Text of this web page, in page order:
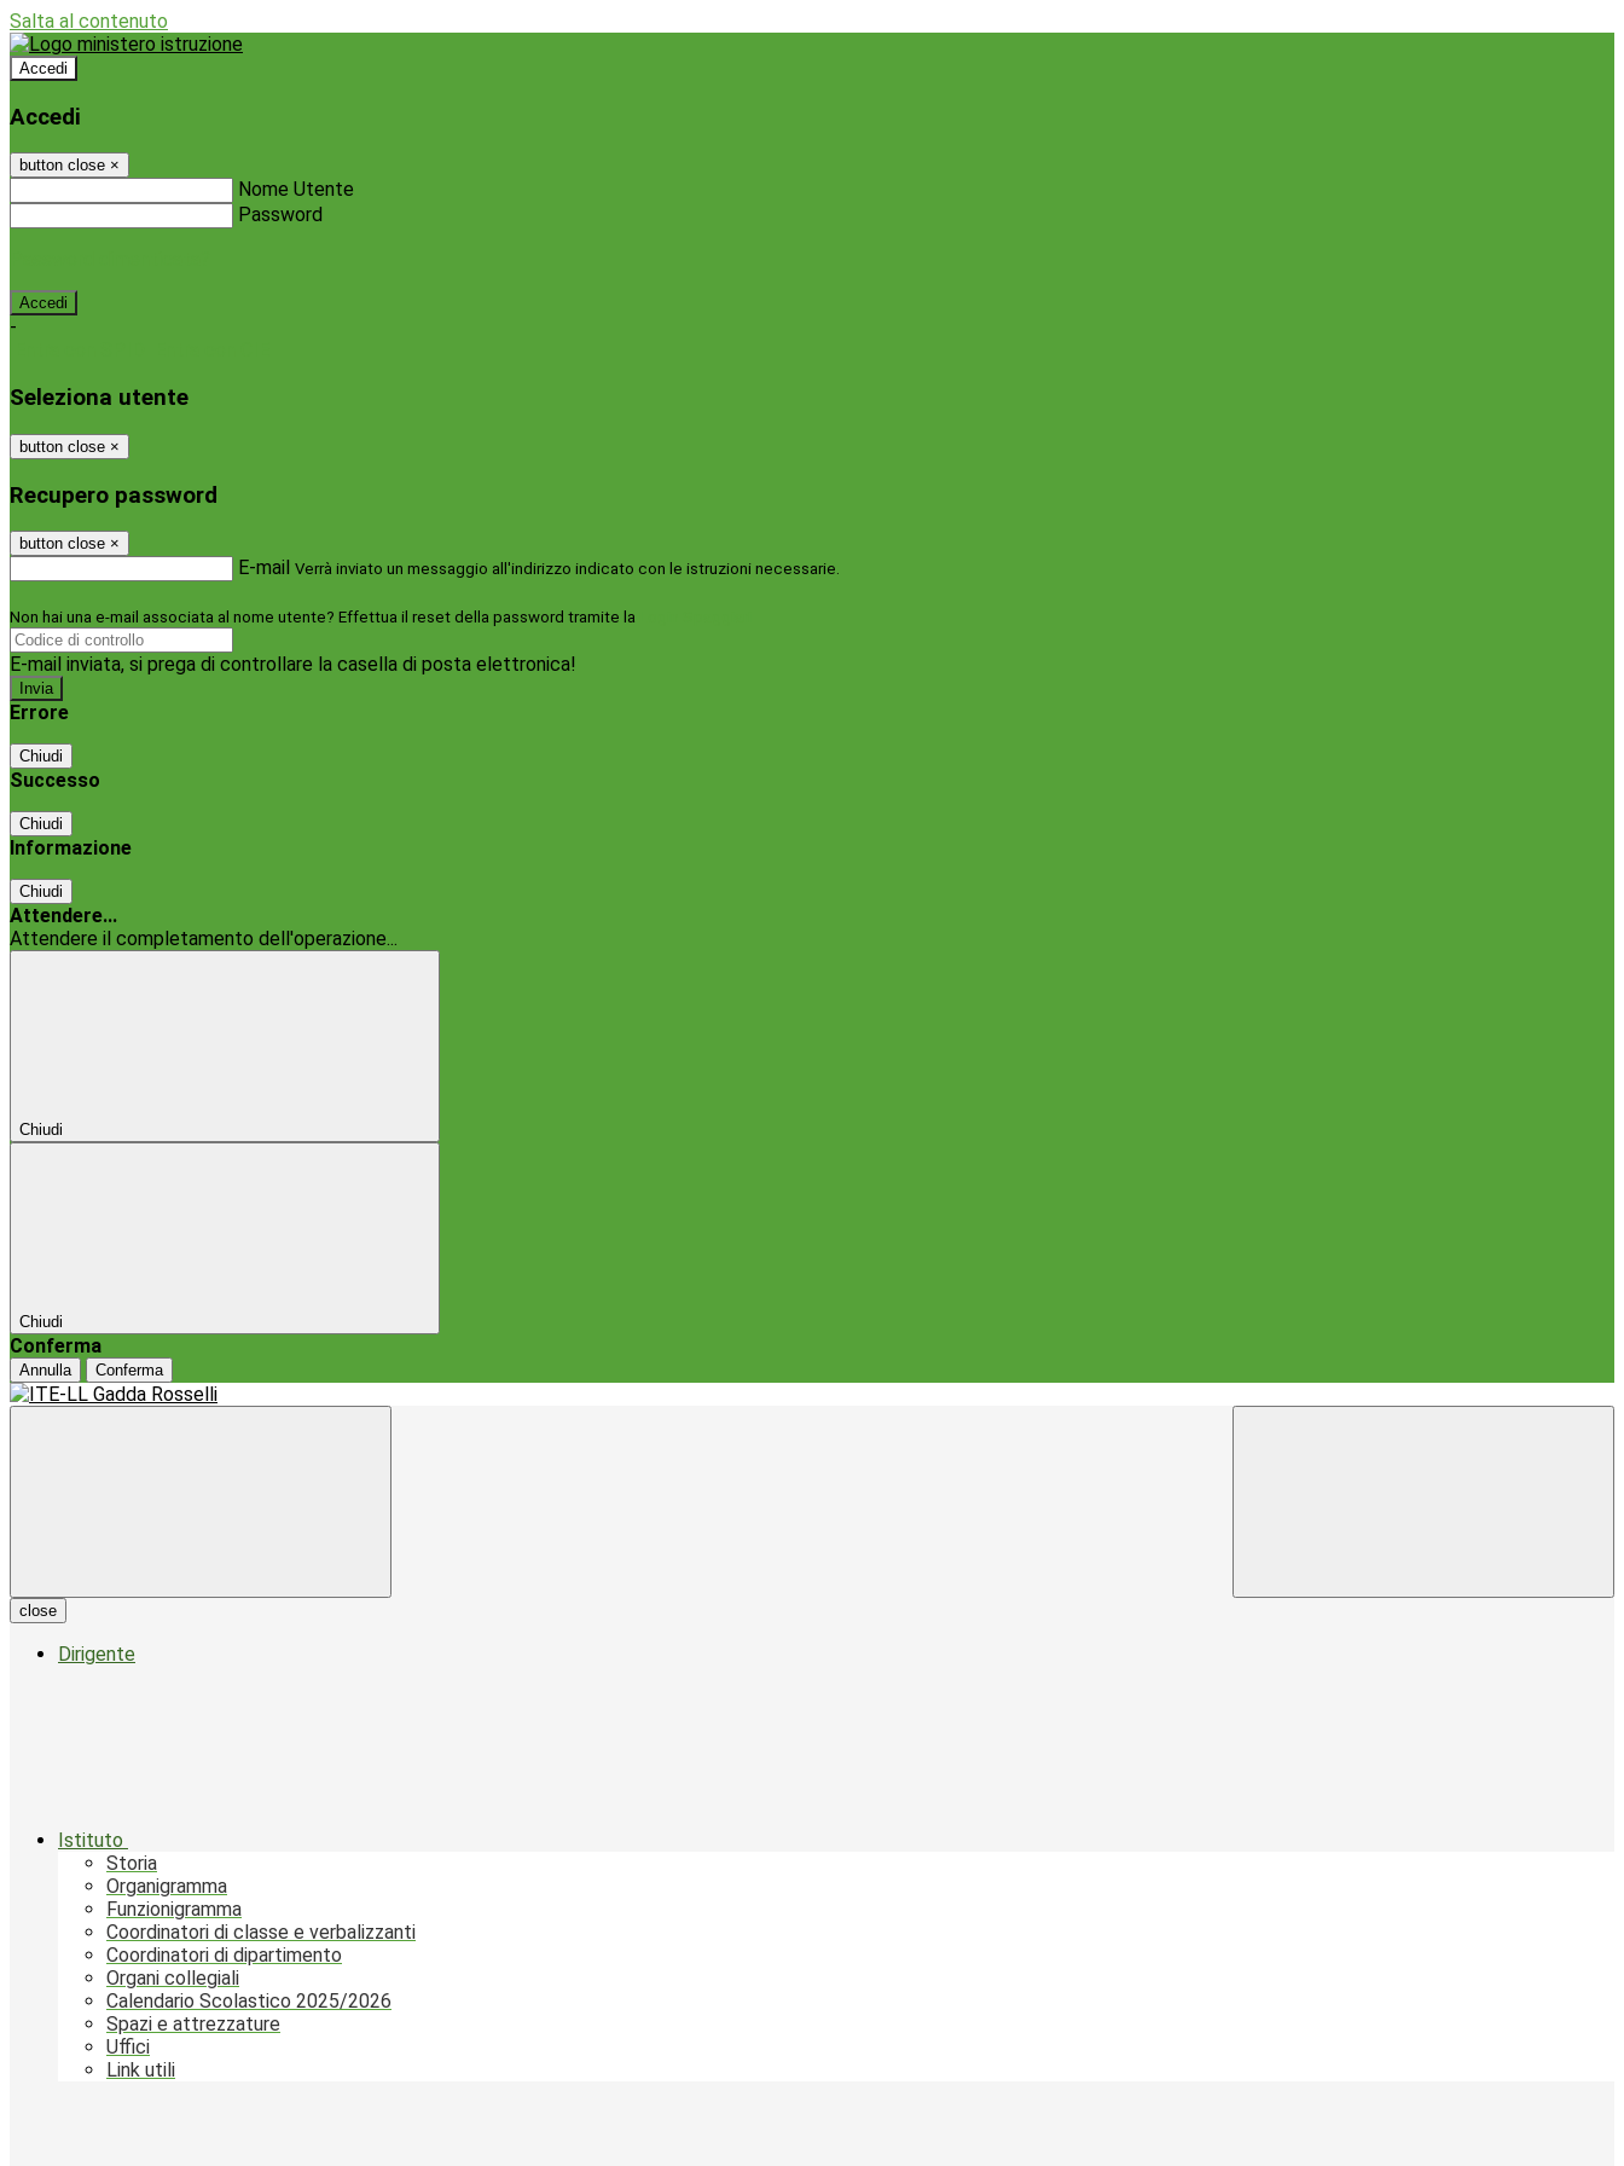
Salta al contenuto
Accedi
Accedi
button close ×
Nome Utente
Password
-
Seleziona utente
button close ×
Recupero password
button close ×
E-mail Verrà inviato un messaggio all'indirizzo indicato con le istruzioni necessarie.
Non hai una e-mail associata al nome utente? Effettua il reset della password tramite la
E-mail inviata, si prega di controllare la casella di posta elettronica!
Errore
Chiudi
Successo
Chiudi
Informazione
Chiudi
Attendere...
Attendere il completamento dell'operazione...
Chiudi
Chiudi
Conferma
Annulla Conferma
close
Dirigente
Istituto
Storia
Organigramma
Funzionigramma
Coordinatori di classe e verbalizzanti
Coordinatori di dipartimento
Organi collegiali
Calendario Scolastico 2025/2026
Spazi e attrezzature
Uffici
Link utili